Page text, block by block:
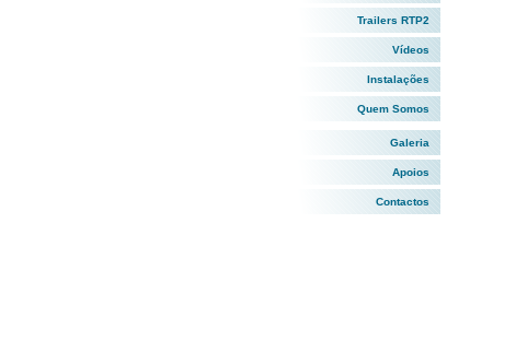
Trailers RTP2
Vídeos
Instalações
Quem Somos
Galeria
Apoios
Contactos